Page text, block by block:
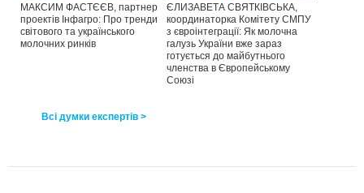
МАКСИМ ФАСТЄЄВ, партнер
проектів Інфагро: Про тренди
світового та українського
молочних ринків
ЄЛИЗАВЕТА СВЯТКІВСЬКА,
координаторка Комітету СМПУ
з євроінтеграції: Як молочна
галузь України вже зараз
готується до майбутнього
членства в Європейському
Союзі
Всі думки експертів >